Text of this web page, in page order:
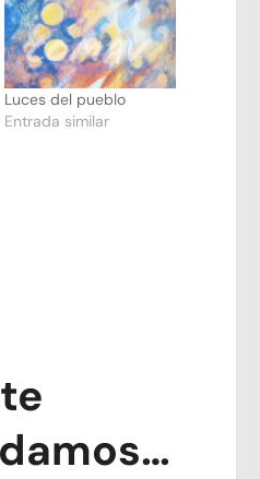
Luces del pueblo
Entrada similar